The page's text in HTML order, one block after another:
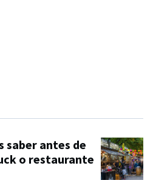
saber antes de
o restaurante